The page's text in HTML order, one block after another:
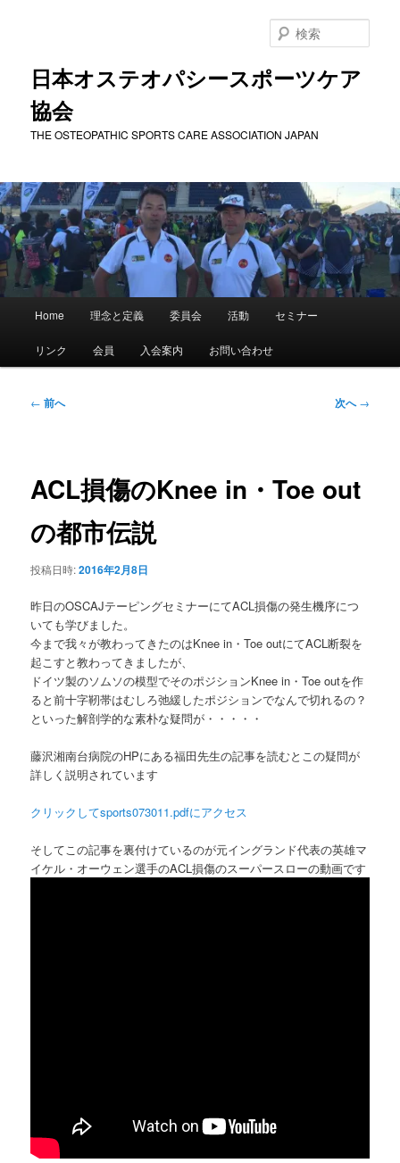
移
動
日本オステオパシースポーツケア
協会
THE OSTEOPATHIC SPORTS CARE ASSOCIATION JAPAN
索
メ
Home 理念と定義 委員会 活動 セミナー
リンク 会員 入会案内 お問い合わせ
投
ー
ョ
← 前へ 次へ→
ACL損傷のKnee in・Toe out
の都市伝説
投稿日時:2016年2月8日
昨日のOSCAJテーピングセミナーにてACL損傷の発生機序につ
いても学びました。
今まで我々が教わってきたのはKnee in・Toe outにてACL断裂を
起こすと教わってきましたが、
ドイツ製のソムソの模型でそのポジションKnee in・Toe outを作
ると前十字靭帯はむしろ弛緩したポジションでなんで切れるの？
といった解剖学的な素朴な疑問が・・・・・
藤沢湘南台病院のHPにある福田先生の記事を読むとこの疑問が
詳しく説明されています
クリックしてsports073011.pdfにアクセス
そしてこの記事を裏付けているのが元イングランド代表の英雄マ
イケル・オーウェン選手のACL損傷のスーパースローの動画です